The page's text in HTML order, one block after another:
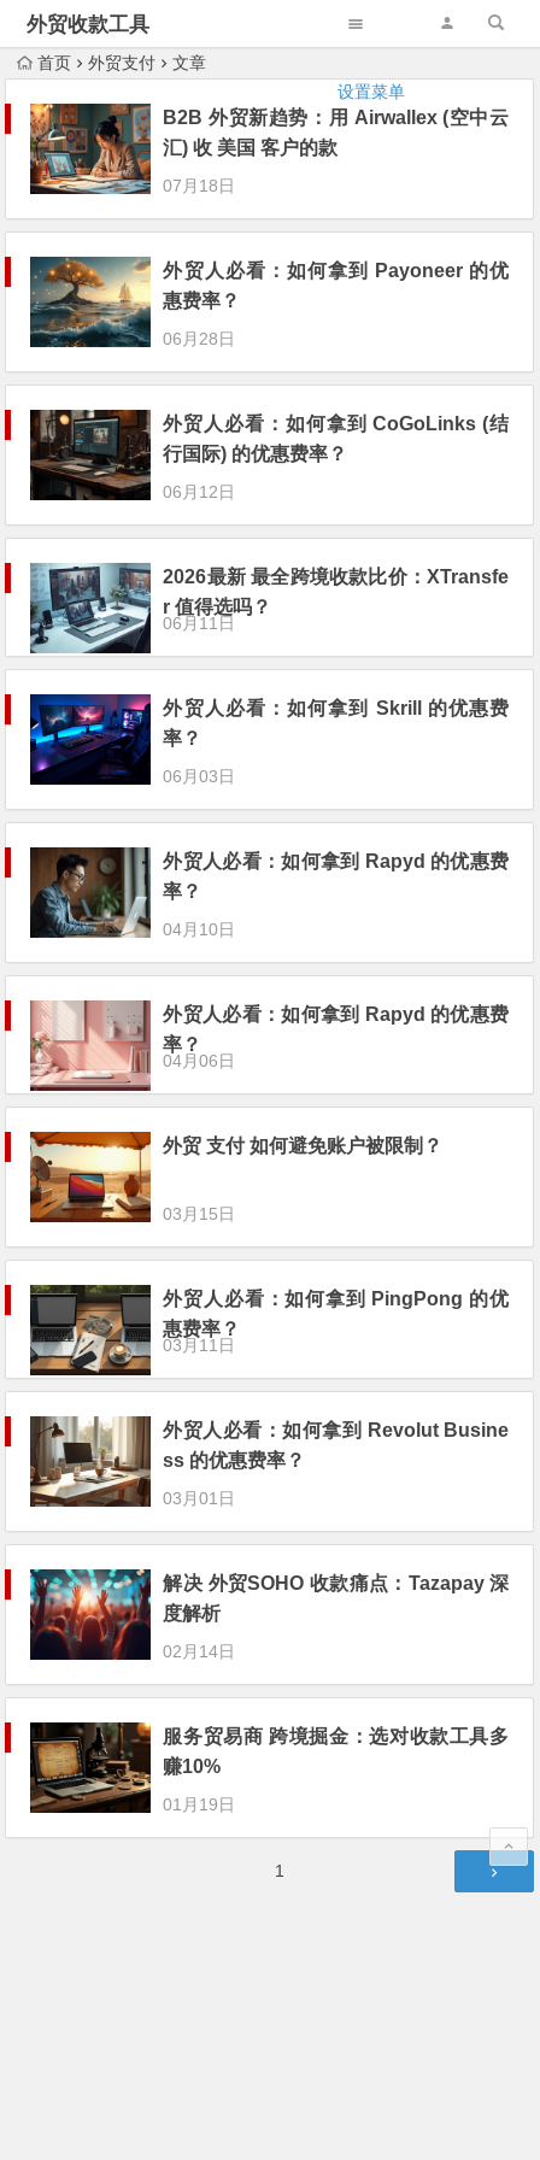
外贸收款工具
设置菜单
首页 外贸支付 文章
B2B 外贸新趋势：用 Airwallex (空中云
汇) 收 美国 客户的款
07月18日
外贸人必看：如何拿到 Payoneer 的优
惠费率？
06月28日
外贸人必看：如何拿到 CoGoLinks (结
行国际) 的优惠费率？
06月12日
2026最新 最全跨境收款比价：XTransfe
r 值得选吗？
06月11日
外贸人必看：如何拿到 Skrill 的优惠费
率？
06月03日
外贸人必看：如何拿到 Rapyd 的优惠费
率？
04月10日
外贸人必看：如何拿到 Rapyd 的优惠费
率？
04月06日
外贸 支付 如何避免账户被限制？
03月15日
外贸人必看：如何拿到 PingPong 的优
惠费率？
03月11日
外贸人必看：如何拿到 Revolut Busine
ss 的优惠费率？
03月01日
解决 外贸SOHO 收款痛点：Tazapay 深
度解析
02月14日
服务贸易商 跨境掘金：选对收款工具多
赚10%
01月19日
1